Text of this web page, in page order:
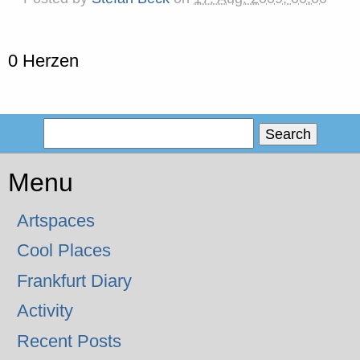
0 Herzen
Menu
Artspaces
Cool Places
Frankfurt Diary
Activity
Recent Posts